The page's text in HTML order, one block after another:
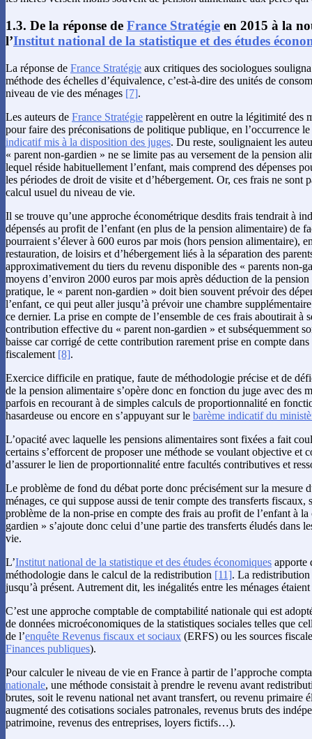
1.3. De la réponse de France Stratégie en 2015 à la
l’Institut national de la statistique et des études
La réponse de France Stratégie aux critiques des sociologues
méthode des échelles d’équivalence, c’est-à-dire des unités de
niveau de vie des ménages [7].
Les auteurs de France Stratégie rappelèrent en outre la légitimité des
pour faire des préconisations de politique publique, en l’occurrence
indicatif mis à la disposition des juges. Du reste, soulignaient les
« parent non-gardien » ne se limite pas au versement de la pension
lequel réside habituellement l’enfant, mais comprend des dépenses
les périodes de droit de visite et d’hébergement. Or, ces frais ne sont
calcul usuel du niveau de vie.
Il se trouve qu’une approche économétrique desdits frais tendrait à
dépensés au profit de l’enfant (en plus de la pension alimentaire) de
pourraient s’élever à 600 euros par mois (hors pension alimentaire),
restauration, de loisirs et d’hébergement liés à la séparation des
approximativement du tiers du revenu disponible des « parents non-
moyens d’environ 2000 euros par mois après déduction de la
pratique, le « parent non-gardien » doit bien souvent prévoir des
l’enfant, ce qui peut aller jusqu’à prévoir une chambre
ce dernier. La prise en compte de l’ensemble de ces frais aboutirait à
contribution effective du « parent non-gardien » et subséquemment
baisse car corrigé de cette contribution rarement prise en compte
fiscalement [8].
Exercice difficile en pratique, faute de méthodologie précise et de
de la pension alimentaire s’opère donc en fonction du juge avec des
parfois en recourant à de simples calculs de proportionnalité en
hasardeuse ou encore en s’appuyant sur le barème indicatif du
L’opacité avec laquelle les pensions alimentaires sont fixées a fait
certains s’efforcent de proposer une méthode se voulant objective et
d’assurer le lien de proportionnalité entre facultés contributives et
Le problème de fond du débat porte donc précisément sur la mesure
ménages, ce qui suppose aussi de tenir compte des transferts
problème de la non-prise en compte des frais au profit de l’enfant à
gardien » s’ajoute donc celui d’une partie des transferts éludés dans
vie.
L’Institut national de la statistique et des études économiques apporte
méthodologie dans le calcul de la redistribution [11]. La redistribution
jusqu’à présent. Autrement dit, les inégalités entre les ménages étaient
C’est une approche comptable de comptabilité nationale qui est
de données microéconomiques de la statistiques sociales telles que
de l’enquête Revenus fiscaux et sociaux (ERFS) ou les sources
Finances publiques).
Pour calculer le niveau de vie en France à partir de l’approche
nationale, une méthode consistait à prendre le revenu avant
brutes, soit le revenu national net avant transfert, ou revenu primaire
augmenté des cotisations sociales patronales, revenus bruts des
patrimoine, revenus des entreprises, loyers fictifs…).